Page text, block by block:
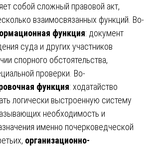
собой сложный правовой акт,
взаимосвязанных функций. Во-
функция: документ
суда и других участников
спорного обстоятельства,
проверки. Во-
функция: ходатайство
логически выстроенную систему
необходимость и
именно почерковедческой
организационно-